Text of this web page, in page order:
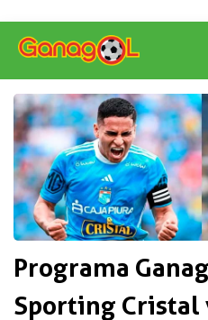
Programa
Sporting Cristal